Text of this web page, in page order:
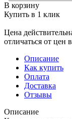
В корзину
Купить в 1 клик
Цена
отличаться от цен
Описание
Как купить
Оплата
Доставка
Отзывы
Описание